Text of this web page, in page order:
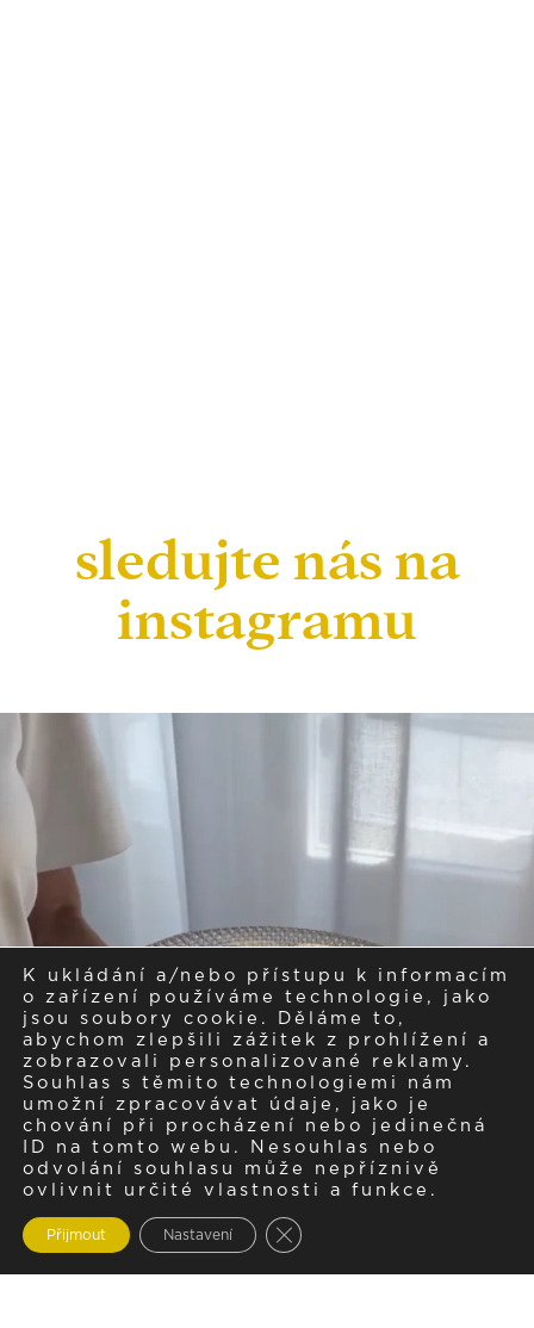
sledujte nás na
instagramu
K ukládání a/nebo přístupu k informacím
o zařízení používáme technologie, jako
jsou soubory cookie. Děláme to,
abychom zlepšili zážitek z prohlížení a
zobrazovali personalizované reklamy.
Souhlas s těmito technologiemi nám
umožní zpracovávat údaje, jako je
chování při procházení nebo jedinečná
ID na tomto webu. Nesouhlas nebo
odvolání souhlasu může nepříznivě
ovlivnit určité vlastnosti a funkce.
Přijmout Nastavení Zavřít cookie lištu GDPR